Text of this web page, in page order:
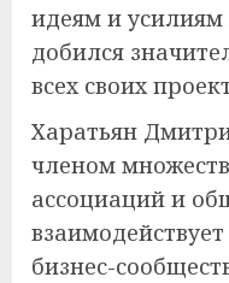
идеям и
добился
всех своих
Харатьян
членом
ассоциаций и
бизнес-